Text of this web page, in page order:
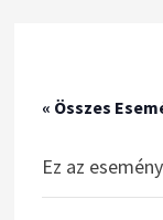
« Összes
Ez az